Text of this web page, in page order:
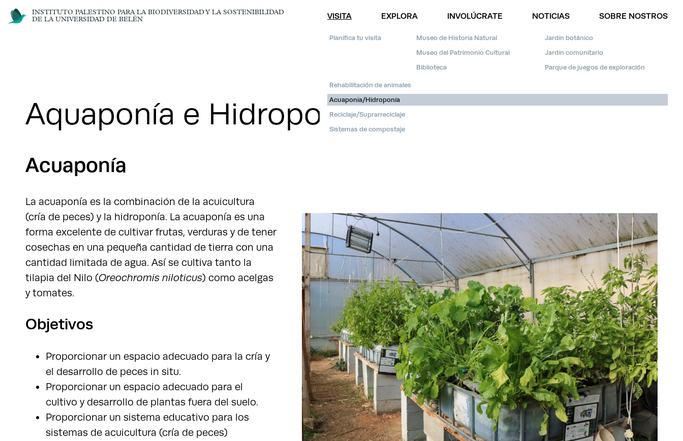
INSTITUTO PALESTINO PARA LA BIODIVERSIDAD Y LA SOSTENIBILIDAD
DE LA UNIVERSIDAD DE BELÉN
VISITA
Planifica tu visita
Museo de Historia Natural
Museo del Patrimonio Cultural
Biblioteca
Jardín botánico
Jardín comunitario
Parque de juegos de exploración
Rehabilitación de animales
Acuaponía/Hidroponía
Reciclaje/Suprarreciclaje
Sistemas de compostaje
EXPLORA INVOLÚCRATE NOTICIAS SOBRE NOSTROS
HAZ UNA DONACIÓN
ESPAÑOL
DEUTSCH
Aquaponía e Hidroponía
Acuaponía
La acuaponía es la combinación de la acuicultura
(cría de peces) y la hidroponía. La acuaponía es una
forma excelente de cultivar frutas, verduras y de tener
cosechas en una pequeña cantidad de tierra con una
cantidad limitada de agua. Así se cultiva tanto la
tilapia del Nilo (Oreochromis niloticus) como acelgas
y tomates.
Objetivos
Proporcionar un espacio adecuado para la cría y
el desarrollo de peces in situ.
Proporcionar un espacio adecuado para el
cultivo y desarrollo de plantas fuera del suelo.
Proporcionar un sistema educativo para los
sistemas de acuicultura (cría de peces)